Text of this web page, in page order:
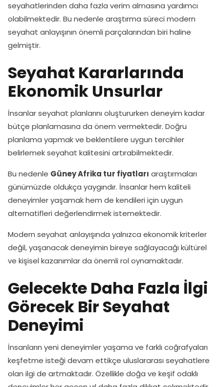
seyahatlerinden daha fazla verim almasına yardımcı
olabilmektedir. Bu nedenle araştırma süreci modern
seyahat anlayışının önemli parçalarından biri haline
gelmiştir.
Seyahat Kararlarında
Ekonomik Unsurlar
İnsanlar seyahat planlarını oluştururken deneyim kadar
bütçe planlamasına da önem vermektedir. Doğru
planlama yapmak ve beklentilere uygun tercihler
belirlemek seyahat kalitesini artırabilmektedir.
Bu nedenle Güney Afrika tur fiyatları araştırmaları
günümüzde oldukça yaygındır. İnsanlar hem kaliteli
deneyimler yaşamak hem de kendileri için uygun
alternatifleri değerlendirmek istemektedir.
Modern seyahat anlayışında yalnızca ekonomik kriterler
değil, yaşanacak deneyimin bireye sağlayacağı kültürel
ve kişisel kazanımlar da önemli rol oynamaktadır.
Gelecekte Daha Fazla İlgi
Görecek Bir Seyahat
Deneyimi
İnsanların yeni deneyimler yaşama ve farklı coğrafyaları
keşfetme isteği devam ettikçe uluslararası seyahatlere
olan ilgi de artmaktadır. Özellikle doğa ve keşif odaklı